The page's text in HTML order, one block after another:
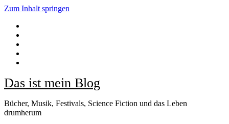
Zum Inhalt springen
Das ist mein Blog
Bücher, Musik, Festivals, Science Fiction und das Leben
drumherum